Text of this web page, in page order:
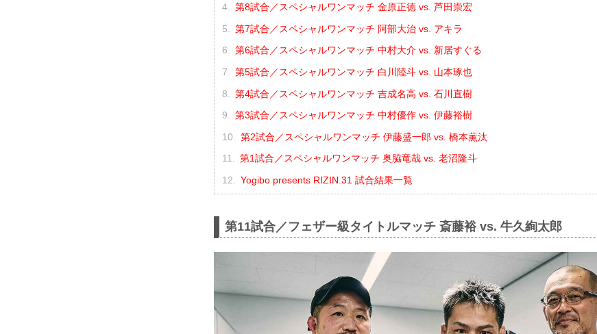
第8試合／スペシャルワンマッチ 金原正徳 vs. 芦田崇宏
第7試合／スペシャルワンマッチ 阿部大治 vs. アキラ
第6試合／スペシャルワンマッチ 中村大介 vs. 新居すぐる
第5試合／スペシャルワンマッチ 白川陸斗 vs. 山本琢也
第4試合／スペシャルワンマッチ 吉成名高 vs. 石川直樹
第3試合／スペシャルワンマッチ 中村優作 vs. 伊藤裕樹
第2試合／スペシャルワンマッチ 伊藤盛一郎 vs. 橋本薫汰
第1試合／スペシャルワンマッチ 奥脇竜哉 vs. 老沼隆斗
Yogibo presents RIZIN.31 試合結果一覧
第11試合／フェザー級タイトルマッチ 斎藤裕 vs. 牛久絢太郎